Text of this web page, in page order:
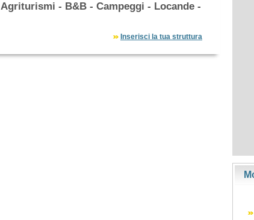
- B&B - Campeggi - Locande -
Inserisci la tua struttura